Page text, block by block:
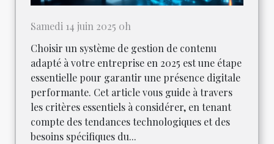
Samedi 14 juin 2025 0h
Choisir un système de gestion de contenu
adapté à votre entreprise en 2025 est une étape
essentielle pour garantir une présence digitale
performante. Cet article vous guide à travers
les critères essentiels à considérer, en tenant
compte des tendances technologiques et des
besoins spécifiques du...